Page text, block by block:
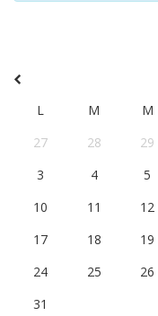
L M M
27
28 29
3
4 5
10
11 12
17
18 19
24
25 26
31